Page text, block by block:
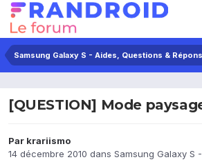
Samsung Galaxy S - Aides, Questions &
[QUESTION] Mode
Par krariismo
14 décembre 2010 dans Samsung Galaxy S